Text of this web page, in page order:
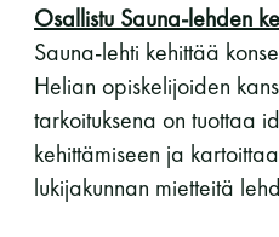
Osallistu Sauna-lehden
Sauna-lehti kehittää
Helian opiskelijoiden
tarkoituksena on tuottaa
kehittämiseen ja
lukijakunnan mietteitä